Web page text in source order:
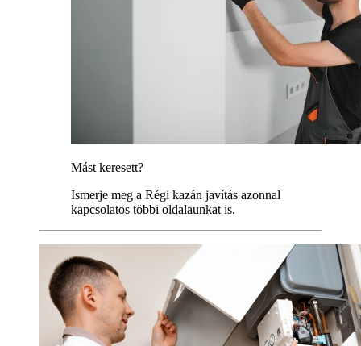
Mást keresett?
Ismerje meg a Régi kazán javítás azonnal
kapcsolatos többi oldalaunkat is.